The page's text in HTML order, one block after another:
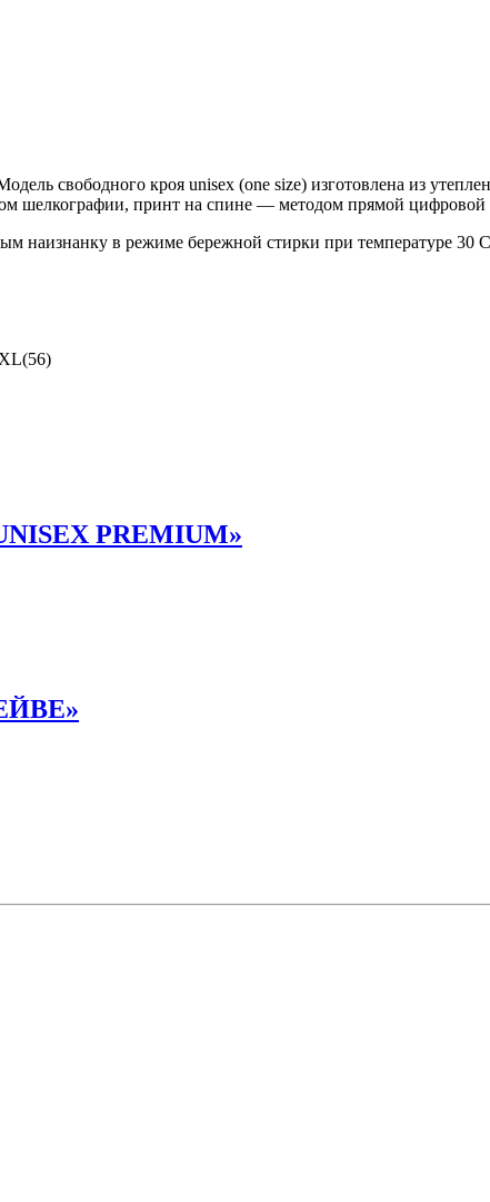
свободного кроя unisex (one size) изготовлена из
шелкографии, принт на спине — методом прямой цифровой
наизнанку в режиме бережной стирки при температуре 30
PREMIUM»